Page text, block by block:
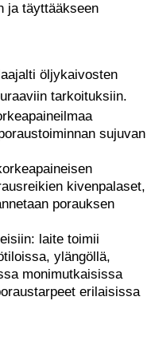
ja täyttääkseen
öljykaivosten
tarkoituksiin.
sujuvan
kivenpalaset,
porauksen
laite toimii
ylängöllä,
monimutkaisissa
erilaisissa